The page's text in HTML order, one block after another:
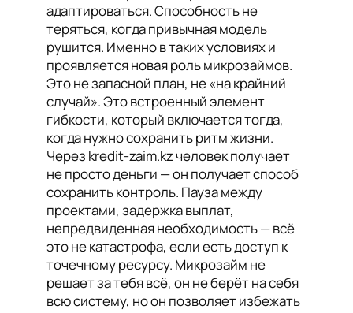
адаптироваться. Способность не
теряться, когда привычная модель
рушится. Именно в таких условиях и
проявляется новая роль микрозаймов.
Это не запасной план, не «на крайний
случай». Это встроенный элемент
гибкости, который включается тогда,
когда нужно сохранить ритм жизни.
Через kredit-zaim.kz человек получает
не просто деньги — он получает способ
сохранить контроль. Пауза между
проектами, задержка выплат,
непредвиденная необходимость — всё
это не катастрофа, если есть доступ к
точечному ресурсу. Микрозайм не
решает за тебя всё, он не берёт на себя
всю систему, но он позволяет избежать